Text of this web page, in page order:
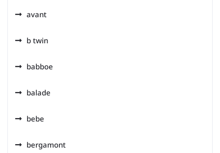
avant
b twin
babboe
balade
bebe
bergamont